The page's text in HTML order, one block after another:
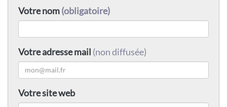
Votre nom(obligatoire)
Votre adresse mail (non diffusée)
Votre site web